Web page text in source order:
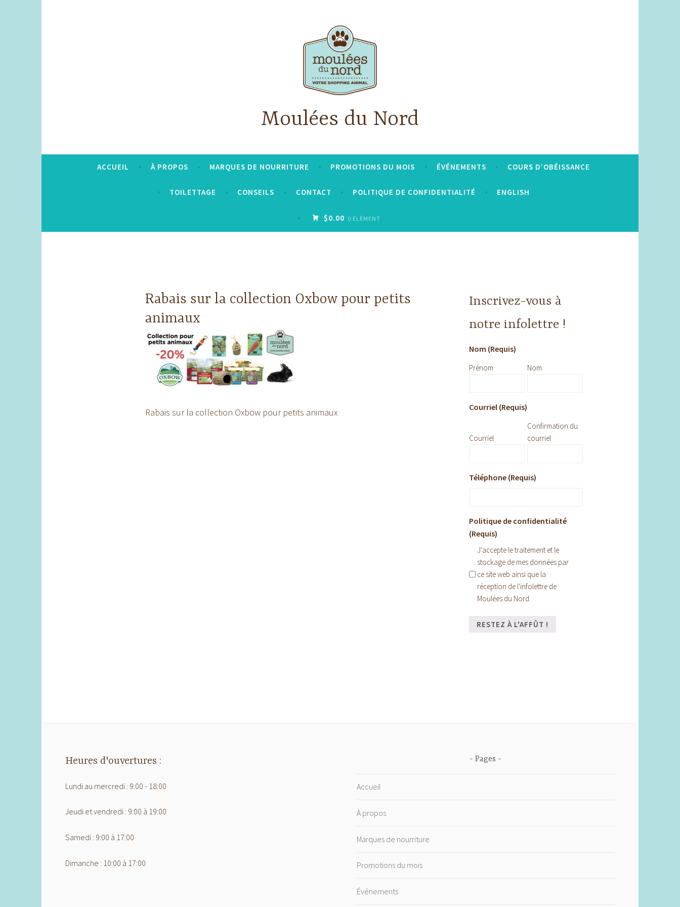
Moulées du Nord
ACCUEIL À PROPOS MARQUES DE NOURRITURE PROMOTIONS DU MOIS ÉVÉNEMENTS COURS D’OBÉISSANCE
TOILETTAGE CONSEILS CONTACT POLITIQUE DE CONFIDENTIALITÉ ENGLISH
$0.00 0 ÉLÉMENT
Rabais sur la collection Oxbow pour petits
animaux
Rabais sur la collection Oxbow pour petits animaux
Inscrivez-vous à
notre infolettre !
Nom (Requis)
Prénom Nom
Courriel (Requis)
Courriel
Confirmation du
courriel
Téléphone (Requis)
Politique de confidentialité
(Requis)
J'accepte le traitement et le
stockage de mes données par
ce site web ainsi que la
réception de l'infolettre de
Moulées du Nord.
Heures d'ouvertures :
Lundi au mercredi : 9:00 - 18:00
Jeudi et vendredi : 9:00 à 19:00
Samedi : 9:00 à 17:00
Dimanche : 10:00 à 17:00
Pages
Accueil
À propos
Marques de nourriture
Promotions du mois
Événements